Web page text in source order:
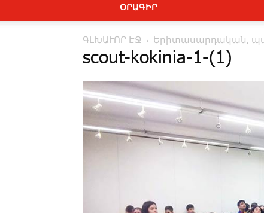
ՕՐԱԳԻՐ
ԳԼԽԱՒՈՐ ԷՋ Երիտասարդական,
scout-kokinia-1-(1)